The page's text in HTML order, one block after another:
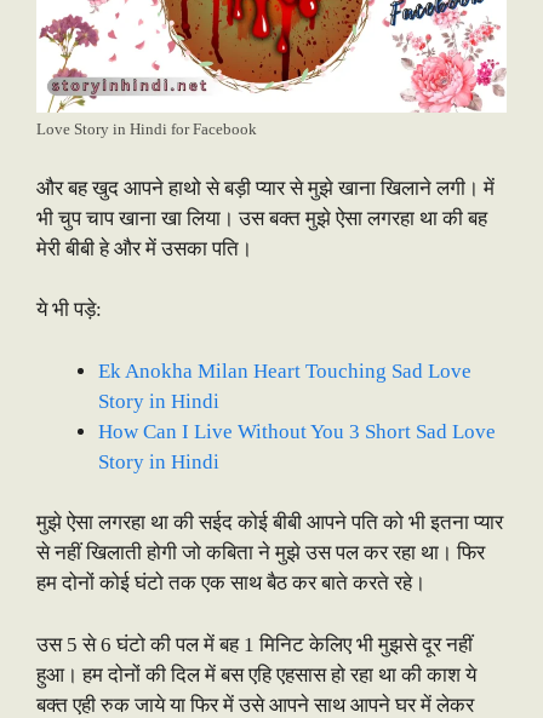
Love Story in Hindi for Facebook
और बह खुद आपने हाथो से बड़ी प्यार से मुझे खाना खिलाने लगी। में
भी चुप चाप खाना खा लिया। उस बक्त मुझे ऐसा लगरहा था की बह
मेरी बीबी हे और में उसका पति।
ये भी पड़े:
Ek Anokha Milan Heart Touching Sad Love
Story in Hindi
How Can I Live Without You 3 Short Sad Love
Story in Hindi
मुझे ऐसा लगरहा था की सईद कोई बीबी आपने पति को भी इतना प्यार
से नहीं खिलाती होगी जो कबिता ने मुझे उस पल कर रहा था। फिर
हम दोनों कोई घंटो तक एक साथ बैठ कर बाते करते रहे।
उस 5 से 6 घंटो की पल में बह 1 मिनिट केलिए भी मुझसे दूर नहीं
हुआ। हम दोनों की दिल में बस एहि एहसास हो रहा था की काश ये
बक्त एही रुक जाये या फिर में उसे आपने साथ आपने घर में लेकर